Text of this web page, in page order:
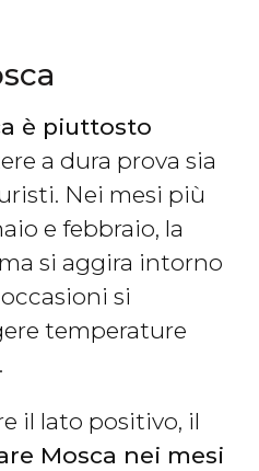
è piuttosto
a dura prova sia
Nei mesi più
e febbraio, la
si aggira intorno
si
temperature
.
il lato positivo, il
Mosca nei mesi